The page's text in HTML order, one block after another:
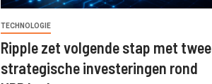
TECHNOLOGIE
Ripple zet volgende stap met twee
strategische investeringen rond